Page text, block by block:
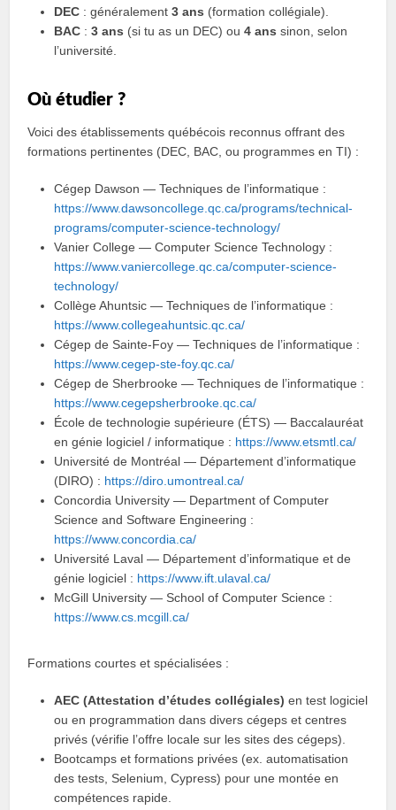
DEC : généralement3 ans (formation collégiale).
BAC :3 ans (si tu as un DEC) ou4 ans sinon, selon
l’université.
Où étudier ?
Voici des établissements québécois reconnus offrant des
formations pertinentes (DEC, BAC, ou programmes en TI) :
Cégep Dawson — Techniques de l’informatique :
https://www.dawsoncollege.qc.ca/programs/technical-
programs/computer-science-technology/
Vanier College — Computer Science Technology :
https://www.vaniercollege.qc.ca/computer-science-
technology/
Collège Ahuntsic — Techniques de l’informatique :
https://www.collegeahuntsic.qc.ca/
Cégep de Sainte-Foy — Techniques de l’informatique :
https://www.cegep-ste-foy.qc.ca/
Cégep de Sherbrooke — Techniques de l’informatique :
https://www.cegepsherbrooke.qc.ca/
École de technologie supérieure (ÉTS) — Baccalauréat
en génie logiciel / informatique : https://www.etsmtl.ca/
Université de Montréal — Département d’informatique
(DIRO) : https://diro.umontreal.ca/
Concordia University — Department of Computer
Science and Software Engineering :
https://www.concordia.ca/
Université Laval — Département d’informatique et de
génie logiciel : https://www.ift.ulaval.ca/
McGill University — School of Computer Science :
https://www.cs.mcgill.ca/
Formations courtes et spécialisées :
AEC (Attestation d’études collégiales) en test logiciel
ou en programmation dans divers cégeps et centres
privés (vérifie l’offre locale sur les sites des cégeps).
Bootcamps et formations privées (ex. automatisation
des tests, Selenium, Cypress) pour une montée en
compétences rapide.